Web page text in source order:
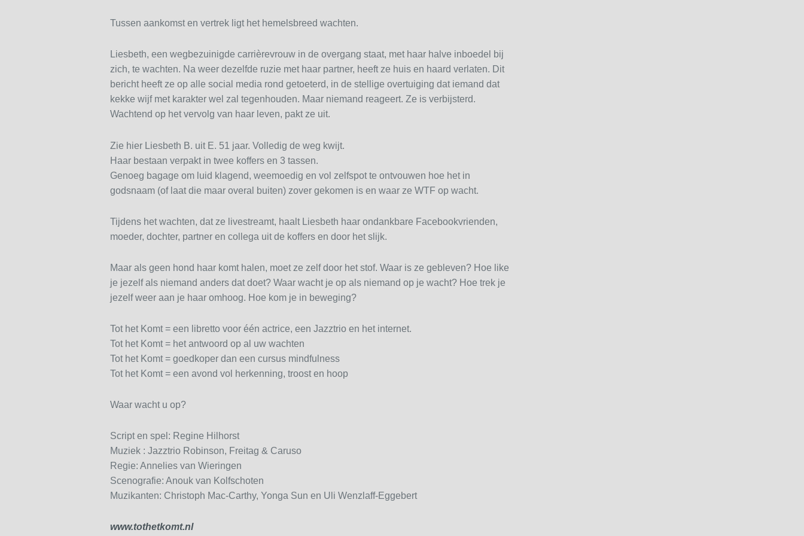
Tussen aankomst en vertrek ligt het hemelsbreed wachten.
Liesbeth, een wegbezuinigde carrièrevrouw in de overgang staat, met haar halve inboedel bij
zich, te wachten. Na weer dezelfde ruzie met haar partner, heeft ze huis en haard verlaten. Dit
bericht heeft ze op alle social media rond getoeterd, in de stellige overtuiging dat iemand dat
kekke wijf met karakter wel zal tegenhouden. Maar niemand reageert. Ze is verbijsterd.
Wachtend op het vervolg van haar leven, pakt ze uit.
Zie hier Liesbeth B. uit E. 51 jaar. Volledig de weg kwijt.
Haar bestaan verpakt in twee koffers en 3 tassen.
Genoeg bagage om luid klagend, weemoedig en vol zelfspot te ontvouwen hoe het in
godsnaam (of laat die maar overal buiten) zover gekomen is en waar ze WTF op wacht.
Tijdens het wachten, dat ze livestreamt, haalt Liesbeth haar ondankbare Facebookvrienden,
moeder, dochter, partner en collega uit de koffers en door het slijk.
Maar als geen hond haar komt halen, moet ze zelf door het stof. Waar is ze gebleven? Hoe like
je jezelf als niemand anders dat doet? Waar wacht je op als niemand op je wacht? Hoe trek je
jezelf weer aan je haar omhoog. Hoe kom je in beweging?
Tot het Komt = een libretto voor één actrice, een Jazztrio en het internet.
Tot het Komt = het antwoord op al uw wachten
Tot het Komt = goedkoper dan een cursus mindfulness
Tot het Komt = een avond vol herkenning, troost en hoop
Waar wacht u op?
Script en spel: Regine Hilhorst
Muziek : Jazztrio Robinson, Freitag & Caruso
Regie: Annelies van Wieringen
Scenografie: Anouk van Kolfschoten
Muzikanten: Christoph Mac-Carthy, Yonga Sun en Uli Wenzlaff-Eggebert
www.tothetkomt.nl